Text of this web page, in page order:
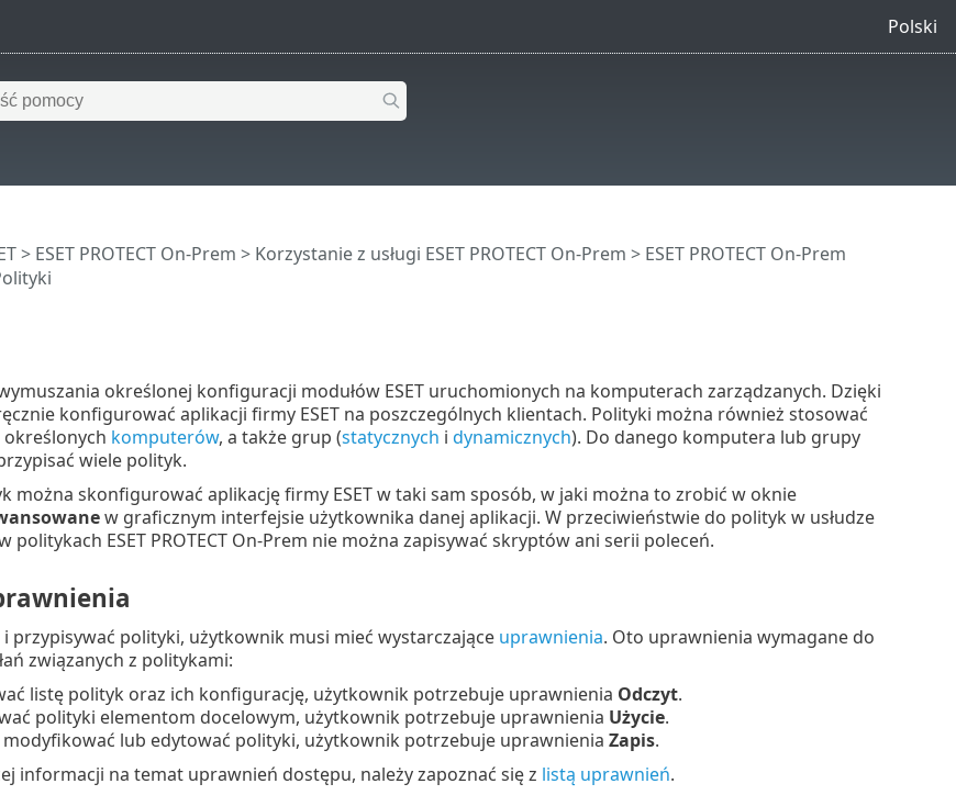
Polski
> ESET PROTECT On-Prem > Korzystanie z usługi ESET PROTECT On-Prem > ESET PROTECT On-Prem
określonej konfiguracji modułów ESET uruchomionych na komputerach zarządzanych. Dzięki
konfigurować aplikacji firmy ESET na poszczególnych klientach. Polityki można również stosować
komputerów, a także grup (statycznych i dynamicznych). Do danego komputera lub grupy
wiele polityk.
można skonfigurować aplikację firmy ESET w taki sam sposób, w jaki można to zrobić w oknie
w graficznym interfejsie użytkownika danej aplikacji. W przeciwieństwie do polityk w usłudze
politykach ESET PROTECT On-Prem nie można zapisywać skryptów ani serii poleceń.
przypisywać polityki, użytkownik musi mieć wystarczające uprawnienia. Oto uprawnienia wymagane do
związanych z politykami:
listę polityk oraz ich konfigurację, użytkownik potrzebuje uprawnienia Odczyt.
polityki elementom docelowym, użytkownik potrzebuje uprawnienia Użycie.
modyfikować lub edytować polityki, użytkownik potrzebuje uprawnienia Zapis.
informacji na temat uprawnień dostępu, należy zapoznać się z listą uprawnień.